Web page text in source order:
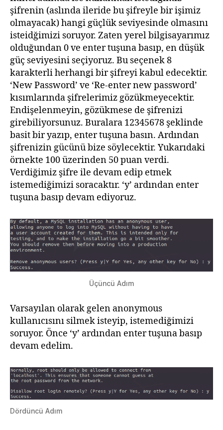
şifrenin (aslında ileride bu şifreyle bir işimiz
olmayacak) hangi güçlük seviyesinde olmasını
isteidğimizi soruyor. Zaten yerel bilgisayarımız
olduğundan 0 ve enter tuşuna basıp, en düşük
güç seviyesini seçiyoruz. Bu seçenek 8
karakterli herhangi bir şifreyi kabul edecektir.
‘New Password’ ve ‘Re-enter new password’
kısımlarında şifrelerimiz gözükmeyecektir.
Endişelenmeyin, gözükmese de şifrenizi
girebiliyorsunuz. Buralara 12345678 şeklinde
basit bir yazıp, enter tuşuna basın. Ardından
şifrenizin gücünü bize söylecektir. Yukarıdaki
örnekte 100 üzerinden 50 puan verdi.
Verdiğimiz şifre ile devam edip etmek
istemediğimizi soracaktır. ‘y’ ardından enter
tuşuna basıp devam ediyoruz.
Üçüncü Adım
Varsayılan olarak gelen anonymous
kullanıcısını silmek isteyip, istemediğimizi
soruyor. Önce ‘y’ ardından enter tuşuna basıp
devam edelim.
Dördüncü Adım